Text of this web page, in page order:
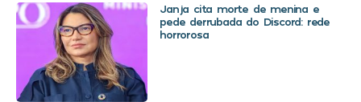
Janja cita morte de menina e
pede derrubada do Discord: rede
horrorosa